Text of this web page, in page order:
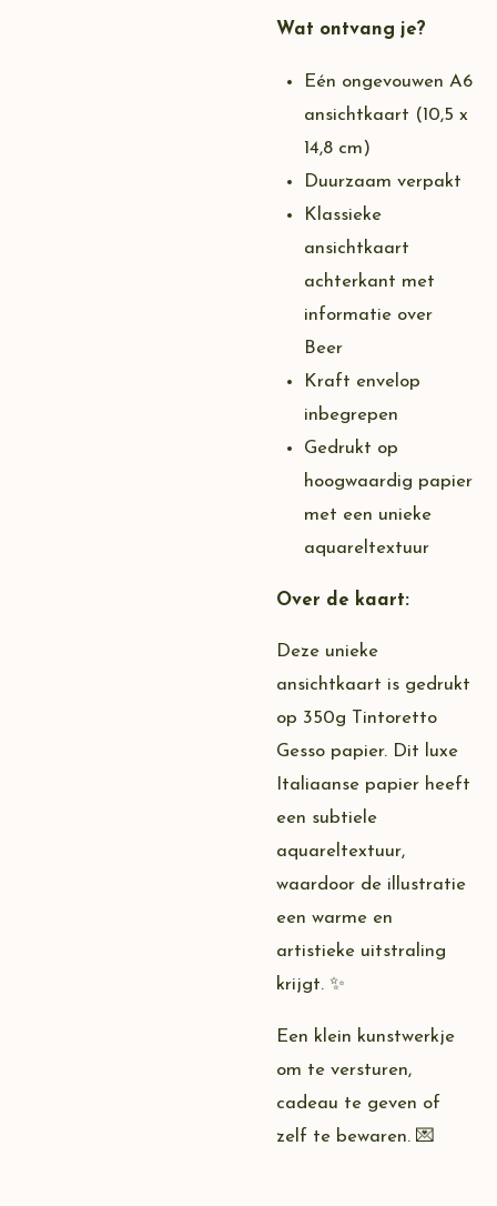
Wat ontvang je?
Eén ongevouwen A6
ansichtkaart (10,5 x
14,8 cm)
Duurzaam verpakt
Klassieke
ansichtkaart
achterkant met
informatie over
Beer
Kraft envelop
inbegrepen
Gedrukt op
hoogwaardig papier
met een unieke
aquareltextuur
Over de kaart:
Deze unieke
ansichtkaart is gedrukt
op 350g Tintoretto
Gesso papier. Dit luxe
Italiaanse papier heeft
een subtiele
aquareltextuur,
waardoor de illustratie
een warme en
artistieke uitstraling
krijgt. ✨
Een klein kunstwerkje
om te versturen,
cadeau te geven of
zelf te bewaren. 💌